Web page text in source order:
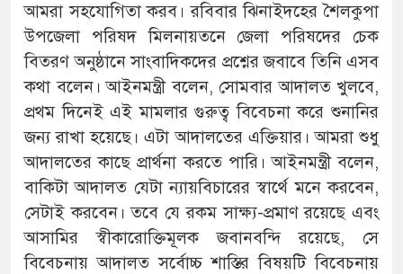
আমরা সহযোগিতা করব। রবিবার ঝিনাইদহের শৈলকুপা
উপজেলা পরিষদ মিলনায়তনে জেলা পরিষদের চেক
বিতরণ অনুষ্ঠানে সাংবাদিকদের প্রশ্নের জবাবে তিনি এসব
কথা বলেন। আইনমন্ত্রী বলেন, সোমবার আদালত খুলবে,
প্রথম দিনেই এই মামলার গুরুত্ব বিবেচনা করে শুনানির
জন্য রাখা হয়েছে। এটা আদালতের এক্তিয়ার। আমরা শুধু
আদালতের কাছে প্রার্থনা করতে পারি। আইনমন্ত্রী বলেন,
বাকিটা আদালত যেটা ন্যায়বিচারের স্বার্থে মনে করবেন,
সেটাই করবেন। তবে যে রকম সাক্ষ্য-প্রমাণ রয়েছে এবং
আসামির স্বীকারোক্তিমূলক জবানবন্দি রয়েছে, সে
বিবেচনায় আদালত সর্বোচ্চ শাস্তির বিষয়টি বিবেচনায়